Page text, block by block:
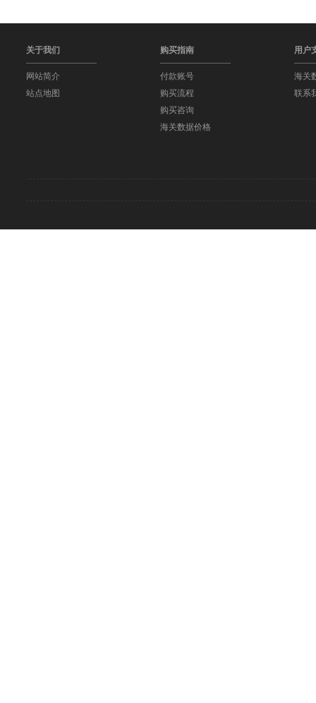
关于我们
网站简介
站点地图
购买指南
付款账号
购买流程
购买咨询
海关数据价格
用户
海关
联系